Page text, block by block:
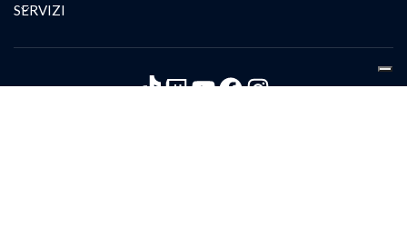
SERVIZI
TikTok
Twitch
YouTube
Facebook
Instagram